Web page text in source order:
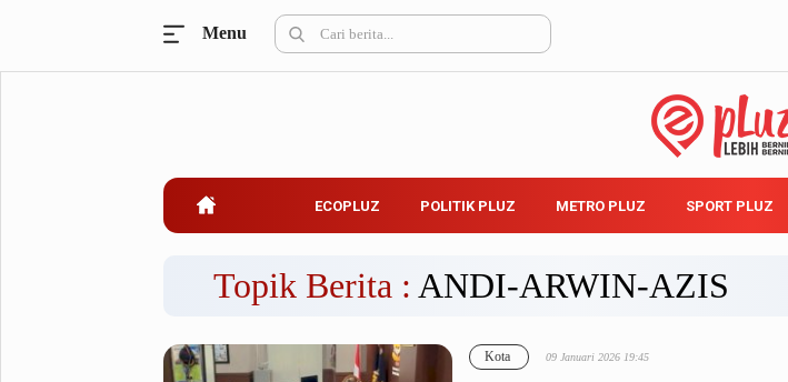
Belanja
Kuliner
Pemilu
Menu
ECOPLUZ POLITIK PLUZ METRO PLUZ SPORT PLUZ
Topik Berita : ANDI-ARWIN-AZIS
Kota 09 Januari 2026 19:45